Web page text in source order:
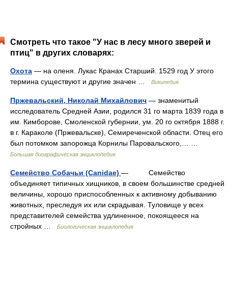
Смотреть что такое "У нас в лесу много зверей и
птиц" в других словарях:
Охота — на оленя. Лукас Кранах Старший. 1529 год У этого
термина существуют и другие значен …
Википедия
Пржевальский, Николай Михайлович — знаменитый
исследователь Средней Азии, родился 31 го марта 1839 года в
им. Кимборове, Смоленской губернии, ум. 20 го октября 1888 г.
в г. Караколе (Пржевальске), Семиреченской области. Отец его
был потомком запорожца Корнилы Паровальского,… …
Большая биографическая энциклопедия
Семейство Собачьи (Canidae) — Семейство
объединяет типичных хищников, в своем большинстве средней
величины, хорошо приспособленных к активному добыванию
животных, преследуя их или скрадывая. Туловище у всех
представителей семейства удлиненное, покоящееся на
стройных …
Биологическая энциклопедия